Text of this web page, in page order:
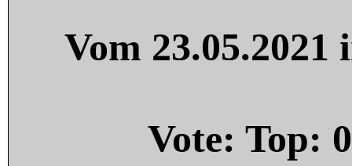
Vom
Vote: Top: 0